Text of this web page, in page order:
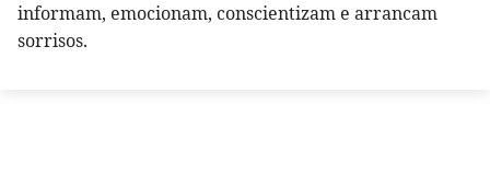
informam, emocionam, conscientizam e arrancam
sorrisos.